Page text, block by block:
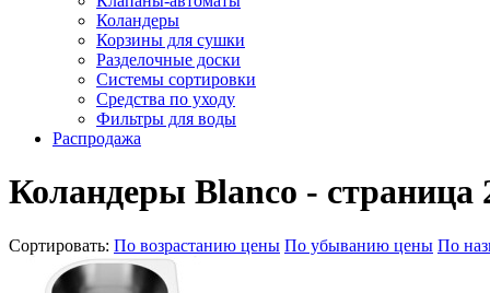
Коландеры
Корзины для сушки
Разделочные доски
Системы сортировки
Средства по уходу
Фильтры для воды
Распродажа
Коландеры Blanco - страница
Сортировать: По возрастанию цены По убыванию цены По